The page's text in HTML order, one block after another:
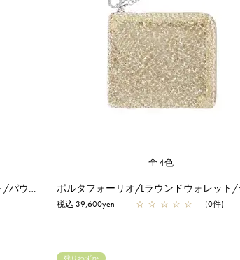
ポルタフォーリオ/Lラウンドウォレット/パウダリーピンクシルバー
全4色
税込 39,600yen ☆ ☆ ☆ ☆ ☆ (0件)